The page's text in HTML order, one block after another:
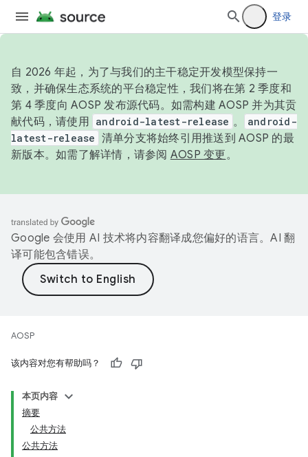
登录
自 2026 年起，为了与我们的主干稳定开发模型保持一
致，并确保生态系统的平台稳定性，我们将在第 2 季度和
第 4 季度向 AOSP 发布源代码。如需构建 AOSP 并为其贡
献代码，请使用 android-latest-release 。
android-
latest-release 清单分支将始终引用推送到 AOSP 的最
新版本。如需了解详情，请参阅 AOSP 变更。
Google 会使用 AI 技术将内容翻译成您偏好的语言。AI 翻
译可能包含错误。
AOSP
该内容对您有帮助吗？
本页内容
摘要
公共方法
公共方法